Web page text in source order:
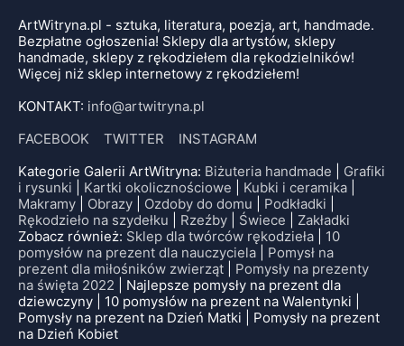
ArtWitryna.pl - sztuka, literatura, poezja, art, handmade.
Bezpłatne ogłoszenia! Sklepy dla artystów, sklepy
handmade, sklepy z rękodziełem dla rękodzielników!
Więcej niż sklep internetowy z rękodziełem!
KONTAKT: info@artwitryna.pl
FACEBOOK
TWITTER
INSTAGRAM
Kategorie Galerii ArtWitryna: Biżuteria handmade
Grafiki
i rysunki
Kartki okolicznościowe Kubki i ceramika
Makramy
Obrazy Ozdoby do domu Podkładki
Rękodzieło na szydełku
Rzeźby Świece
Zakładki
Zobacz również: Sklep dla twórców rękodzieła
10
pomysłów na prezent dla nauczyciela
Pomysł na
prezent dla miłośników zwierząt
Pomysły na prezenty
na święta 2022 | Najlepsze pomysły na prezent dla
dziewczyny | 10 pomysłów na prezent na Walentynki |
Pomysły na prezent na Dzień Matki | Pomysły na prezent
na Dzień Kobiet